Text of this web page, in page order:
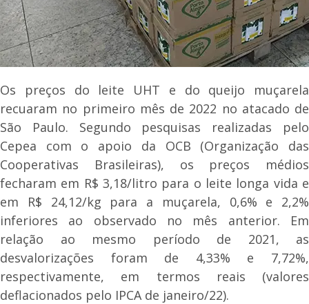
Os preços do leite UHT e do queijo muçarela
recuaram no primeiro mês de 2022 no atacado de
São Paulo. Segundo pesquisas realizadas pelo
Cepea com o apoio da OCB (Organização das
Cooperativas Brasileiras), os preços médios
fecharam em R$ 3,18/litro para o leite longa vida e
em R$ 24,12/kg para a muçarela, 0,6% e 2,2%
inferiores ao observado no mês anterior. Em
relação ao mesmo período de 2021, as
desvalorizações foram de 4,33% e 7,72%,
respectivamente, em termos reais (valores
deflacionados pelo IPCA de janeiro/22).